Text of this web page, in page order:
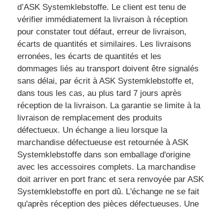
d’ASK Systemklebstoffe. Le client est tenu de
vérifier immédiatement la livraison à réception
pour constater tout défaut, erreur de livraison,
écarts de quantités et similaires. Les livraisons
erronées, les écarts de quantités et les
dommages liés au transport doivent être signalés
sans délai, par écrit à ASK Systemklebstoffe et,
dans tous les cas, au plus tard 7 jours après
réception de la livraison. La garantie se limite à la
livraison de remplacement des produits
défectueux. Un échange a lieu lorsque la
marchandise défectueuse est retournée à ASK
Systemklebstoffe dans son emballage d'origine
avec les accessoires complets. La marchandise
doit arriver en port franc et sera renvoyée par ASK
Systemklebstoffe en port dû. L'échange ne se fait
qu'après réception des pièces défectueuses. Une